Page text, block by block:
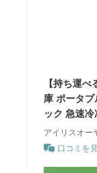
【持ち運
庫 ポータ
ック 急速
アイリスオー
口コミを